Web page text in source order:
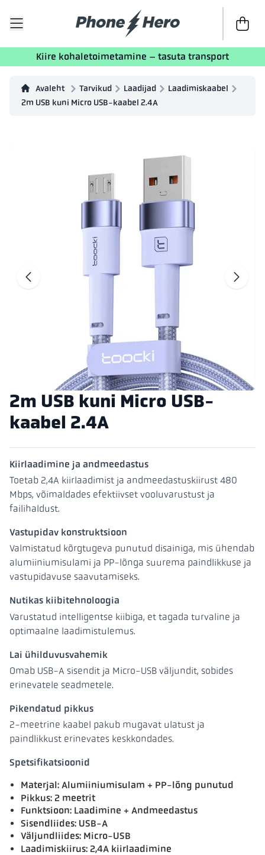
Kassasse
Kiire kohaletoimetamine – tasuta transport
Avaleht Tarvikud Laadijad
Laadimiskaabel
2m USB kuni Micro USB-kaabel 2.4A
Liigu
2m USB kuni Micro USB-
kaabel 2.4A
Kiirlaadimine ja andmeedastus
Toetab 2,4A kiirlaadimist ja andmeedastuskiirust 480
Mbps, võimaldades efektiivset vooluvarustust ja
failihaldust.
Vastupidav konstruktsioon
Valmistatud kõrgtugeva punutud disainiga, mis ühendab
alumiiniumisulami ja PP-lõnga suurema paindlikkuse ja
vastupidavuse saavutamiseks.
Nutikas kiibitehnoloogia
Varustatud intelligentse kiibiga, et tagada turvaline ja
optimaalne laadimistulemus.
Lai ühilduvusvahemik
Omab USB-A sisendit ja Micro-USB väljundit, sobides
erinevatele seadmetele.
Pikendatud pikkus
2-meetrine kaabel pakub mugavat ulatust ja
paindlikkust erinevates keskkondades.
Spetsifikatsioonid
Materjal: Alumiiniumisulam + PP-lõng punutud
Pikkus: 2 meetrit
Funktsioon: Laadimine + Andmeedastus
Sisendliides: USB-A
Väljundliides: Micro-USB
Laadimiskiirus: 2,4A kiirlaadimine